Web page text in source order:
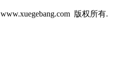
版权所有.